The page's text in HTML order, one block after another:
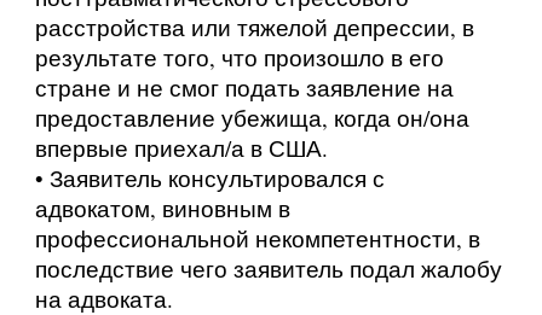
расстройства или тяжелой депрессии, в
результате того, что произошло в его
стране и не смог подать заявление на
предоставление убежища, когда он/она
впервые приехал/а в США.
• Заявитель консультировался с
адвокатом, виновным в
профессиональной некомпетентности, в
последствие чего заявитель подал жалобу
на адвоката.